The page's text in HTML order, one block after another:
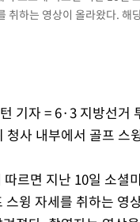
취하는 영상이 올라왔다.
기자 = 6·3 지방선거
청사 내부에서 골프
르면 지난 10일 소셜
스윙 자세를 취하는 영